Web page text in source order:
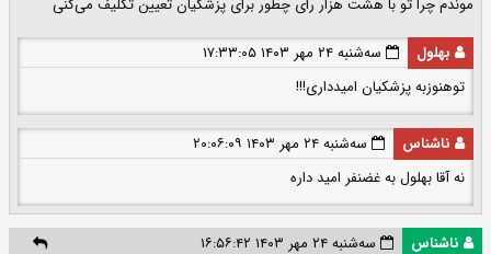
موندم چرا تو با هشت هزار رای چطور برای پزشکیان تعیین تکلیف می‌کنی
بهلول
سه‌شنبه ۲۴ مهر ۱۴۰۳ ۱۷:۳۳:۰۵
توهنوزبه پزشکیان امیدداری!!!
ناشناس
سه‌شنبه ۲۴ مهر ۱۴۰۳ ۲۰:۰۶:۰۹
نه آقا بهلول به غضنفر امید داره
ناشناس
سه‌شنبه ۲۴ مهر ۱۴۰۳ ۱۶:۵۶:۴۲